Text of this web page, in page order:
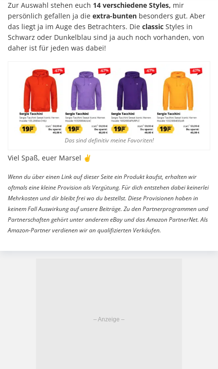
Zur Auswahl stehen euch 14 verschiedene Styles, mir
persönlich gefallen ja die extra-bunten besonders gut. Aber
das liegt ja im Auge des Betrachters. Die classic Styles in
Schwarz oder Dunkelblau sind ja auch noch vorhanden, von
daher ist für jeden was dabei!
Das sind definitiv meine Favoriten!
Viel Spaß, euer Marsel ✌️
Wenn du über einen Link auf dieser Seite ein Produkt kaufst, erhalten wir
oftmals eine kleine Provision als Vergütung. Für dich entstehen dabei keinerlei
Mehrkosten und dir bleibt frei wo du bestellst. Diese Provisionen haben in
keinem Fall Auswirkung auf unsere Beiträge. Zu den Partnerprogrammen und
Partnerschaften gehört unter anderem eBay und das Amazon PartnerNet. Als
Amazon-Partner verdienen wir an qualifizierten Verkäufen.